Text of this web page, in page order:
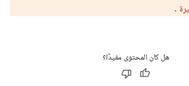
.
هل كان المحتوى مفيدًا؟